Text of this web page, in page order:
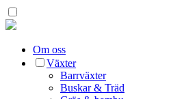
Om oss
Växter
Barrväxter
Buskar & Träd